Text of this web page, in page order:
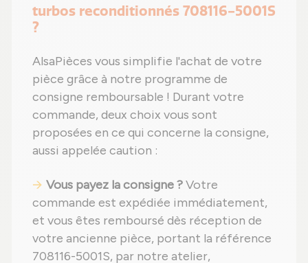
turbos reconditionnés 708116-5001S
?
AlsaPièces vous simplifie l'achat de votre
pièce grâce à notre programme de
consigne remboursable ! Durant votre
commande, deux choix vous sont
proposées en ce qui concerne la consigne,
aussi appelée caution :
Vous payez la consigne ?Votre
commande est expédiée immédiatement,
et vous êtes remboursé dès réception de
votre ancienne pièce, portant la référence
708116-5001S, par notre atelier,